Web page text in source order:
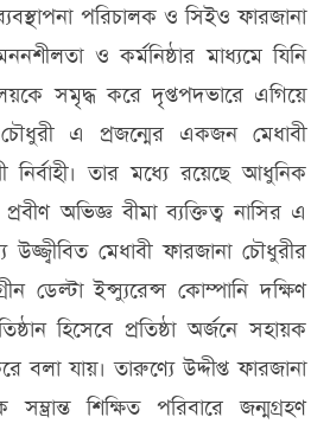
পরিচালক ও সিইও ফারজানা
ও কর্মনিষ্ঠার মাধ্যমে যিনি
সমৃদ্ধ করে দৃপ্তপদভারে এগিয়ে
এ প্রজন্মের একজন মেধাবী
তার মধ্যে রয়েছে আধুনিক
অভিজ্ঞ বীমা ব্যক্তিত্ব নাসির এ
মেধাবী ফারজানা চৌধুরীর
ডেল্টা ইন্স্যুরেন্স কোম্পানি দক্ষিণ
হিসেবে প্রতিষ্ঠা অর্জনে সহায়ক
বলা যায়। তারুণ্যে উদ্দীপ্ত ফারজানা
শিক্ষিত পরিবারে জন্মগ্রহণ